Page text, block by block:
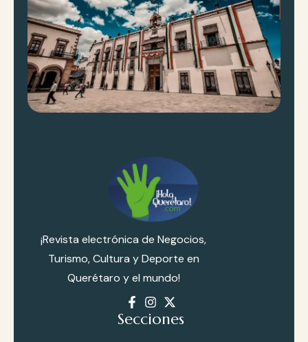
ol
is
R
al
ly
e
G
re
a
2
0
2
¡Revista electrónica de Negocios,
Turismo, Cultura y Deporte en
Querétaro y el mundo!
Secciones